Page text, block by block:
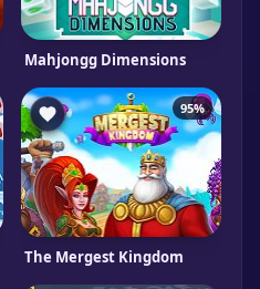
Mahjongg Dimensions
95%
The Mergest Kingdom